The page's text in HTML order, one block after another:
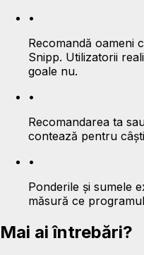
•
Recomandă oameni
Snipp. Utilizatorii
goale nu.
•
Recomandarea ta
contează pentru
•
Ponderile și sumele
măsură ce
Mai ai întrebări?